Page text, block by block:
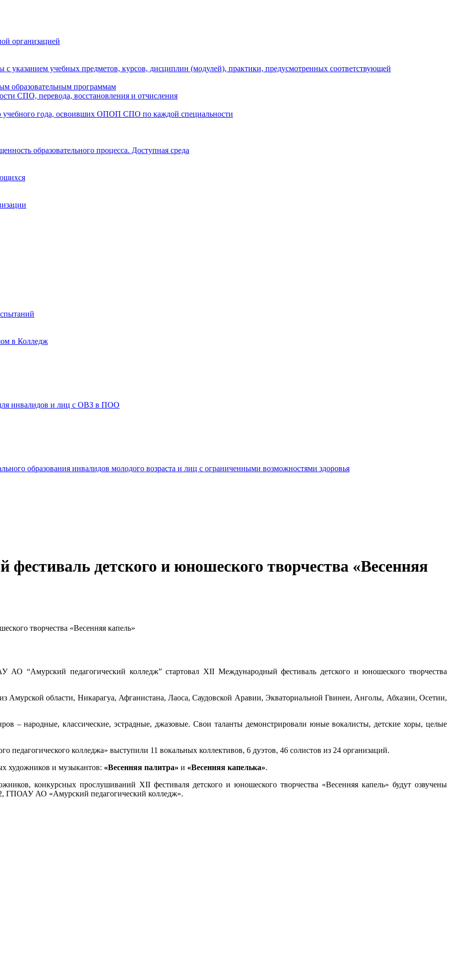
организацией
с указанием учебных предметов, курсов, дисциплин (модулей), практики, предусмотренных соответствующей
образовательным программам
СПО, перевода, восстановления и отчисления
учебного года, освоивших ОПОП СПО по каждой специальности
образовательного процесса. Доступная среда
в Колледж
инвалидов и лиц с ОВЗ в ПОО
образования инвалидов молодого возраста и лиц с ограниченными возможностями здоровья
детского и юношеского творчества «Весенняя
творчества «Весенняя капель»
“Амурский педагогический колледж” стартовал XII Международный фестиваль детского и юношеского творчества
Амурской области, Никарагуа, Афганистана, Лаоса, Саудовской Аравии, Экваториальной Гвинеи, Анголы, Абхазии, Осетии,
– народные, классические, эстрадные, джазовые. Свои таланты демонстрировали юные вокалисты, детские хоры, целые
колледжа» выступили 11 вокальных коллективов, 6 дуэтов, 46 солистов из 24 организаций.
художников и музыкантов: «Весенняя палитра» и «Весенняя капелька».
конкурсных прослушиваний XII фестиваля детского и юношеского творчества «Весенняя капель» будут озвучены
ГПОАУ АО «Амурский педагогический колледж».